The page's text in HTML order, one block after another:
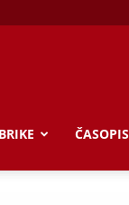
ČASOPIS